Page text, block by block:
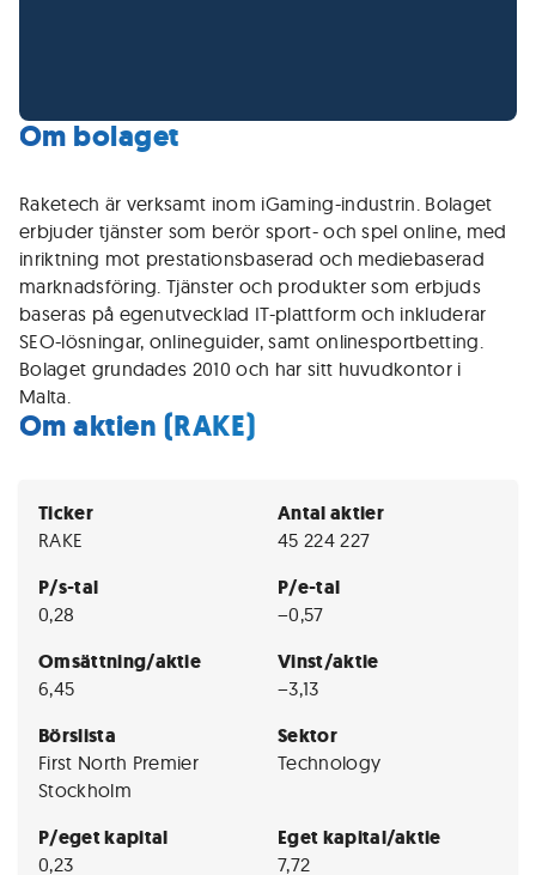
Om bolaget
Raketech är verksamt inom iGaming-industrin. Bolaget
erbjuder tjänster som berör sport- och spel online, med
inriktning mot prestationsbaserad och mediebaserad
marknadsföring. Tjänster och produkter som erbjuds
baseras på egenutvecklad IT-plattform och inkluderar
SEO-lösningar, onlineguider, samt onlinesportbetting.
Bolaget grundades 2010 och har sitt huvudkontor i
Malta.
Om aktien (RAKE)
Ticker
RAKE
Antal aktier
45 224 227
P/s-tal
0,28
P/e-tal
−0,57
Omsättning/aktie
6,45
Vinst/aktie
−3,13
Börslista
First North Premier
Stockholm
Sektor
Technology
P/eget kapital
0,23
Eget kapital/aktie
7,72